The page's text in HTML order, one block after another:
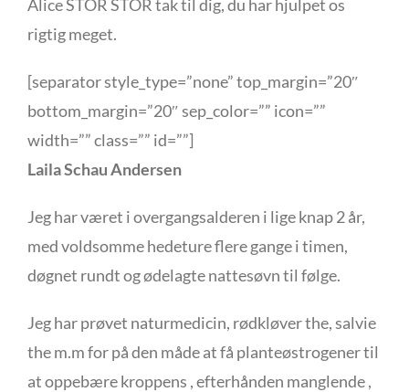
Alice STOR STOR tak til dig, du har hjulpet os
rigtig meget.
[separator style_type=”none” top_margin=”20″
bottom_margin=”20″ sep_color=”” icon=””
width=”” class=”” id=””]
Laila Schau Andersen
Jeg har været i overgangsalderen i lige knap 2 år,
med voldsomme hedeture flere gange i timen,
døgnet rundt og ødelagte nattesøvn til følge.
Jeg har prøvet naturmedicin, rødkløver the, salvie
the m.m for på den måde at få planteøstrogener til
at oppebære kroppens , efterhånden manglende ,